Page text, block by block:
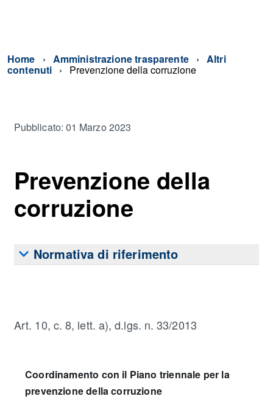
Home Amministrazione trasparente Altri
contenuti Prevenzione della corruzione
Pubblicato: 01 Marzo 2023
Prevenzione della
corruzione
Normativa di riferimento
Art. 10, c. 8, lett. a), d.lgs. n. 33/2013
Coordinamento con il Piano triennale per la
prevenzione della corruzione